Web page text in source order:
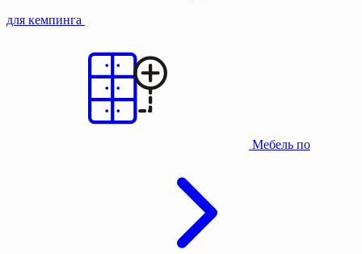
для кемпинга
Мебель по